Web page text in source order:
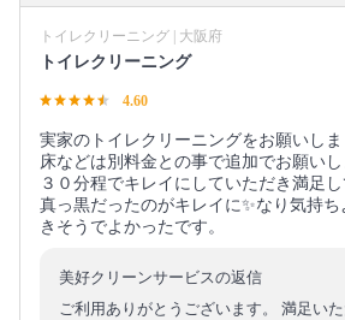
トイレクリーニング | 大阪府
トイレクリーニング
4.60
実家のトイレクリーニングをお願いしま
床などは別料金との事で追加でお願いし
３０分程でキレイにしていただき満足し
真っ黒だったのがキレイに✨なり気持
きそうでよかったです。
美好クリーンサービスの返信
ご利用ありがとうございます。 満足い